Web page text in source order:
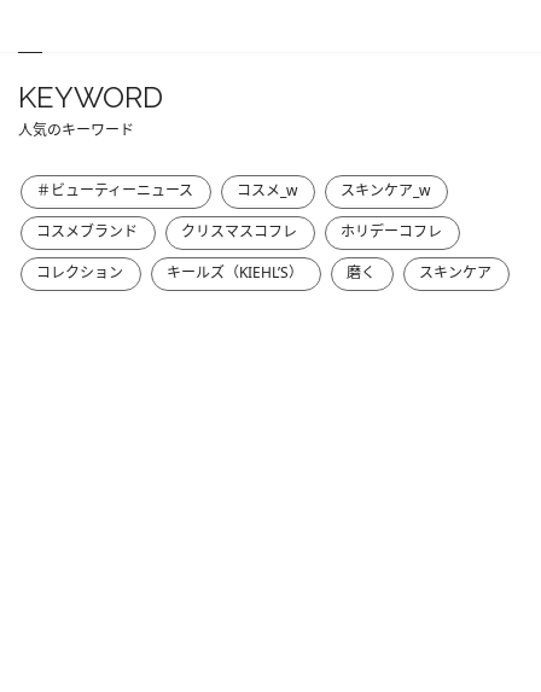
KEYWORD
人気のキーワード
＃ビューティーニュース コスメ_w
スキンケア_w
コスメブランド
クリスマスコフレ
ホリデーコフレ
コレクション
キールズ（KIEHL’S） 磨く スキンケア